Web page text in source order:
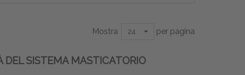
Mostra 24 per pagina
DEL SISTEMA MASTICATORIO